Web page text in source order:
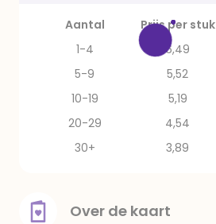
Aantal Prijs per stuk
1-4
6,49
5-9
5,52
10-19
5,19
20-29
4,54
30+
3,89
Over de kaart